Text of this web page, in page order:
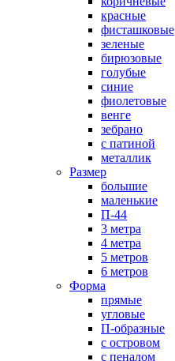
красные
фисташковые
зеленые
бирюзовые
голубые
синие
фиолетовые
венге
зебрано
с патиной
металлик
Размер
большие
маленькие
П-44
3 метра
4 метра
5 метров
6 метров
Форма
прямые
угловые
П-образные
с островом
с пеналом